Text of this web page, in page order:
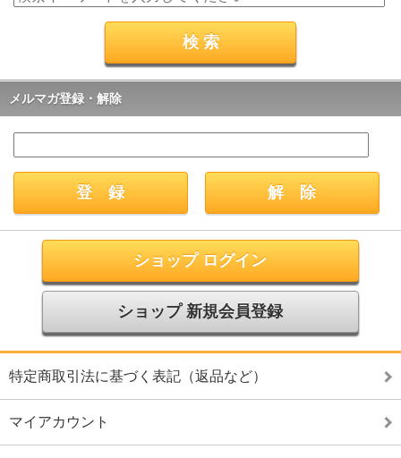
メルマガ登録・解除
ショップ ログイン
ショップ 新規会員登録
特定商取引法に基づく表記（返品など）
マイアカウント